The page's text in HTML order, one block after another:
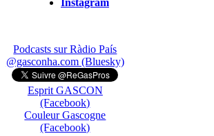
Instagram
Podcasts sur Ràdio País
@gasconha.com (Bluesky)
Esprit GASCON
(Facebook)
Couleur Gascogne
(Facebook)